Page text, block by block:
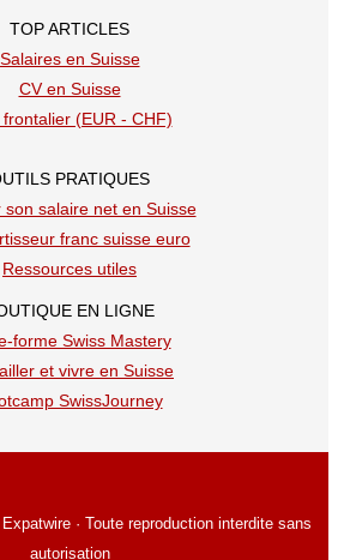
TOP ARTICLES
Salaires en Suisse
CV en Suisse
frontalier (EUR - CHF)
PRATIQUES
son salaire net en Suisse
franc suisse euro
Ressources utiles
EN LIGNE
forme Swiss Mastery
et vivre en Suisse
SwissJourney
· Toute reproduction interdite sans
autorisation